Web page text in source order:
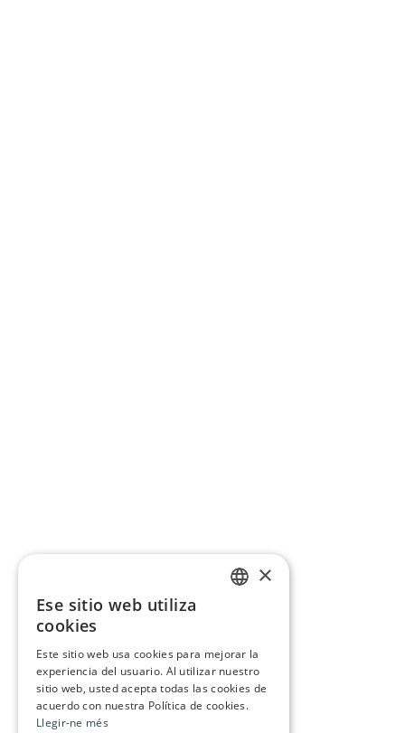
×
Ese sitio web utiliza
cookies
Este sitio web usa cookies para mejorar la
experiencia del usuario. Al utilizar nuestro
sitio web, usted acepta todas las cookies de
acuerdo con nuestra Política de cookies.
Llegir-ne més